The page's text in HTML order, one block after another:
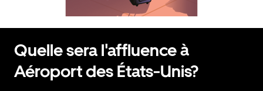
touche
Échap
pour
fermer
Quelle sera l'affluence à
Aéroport des États-Unis?